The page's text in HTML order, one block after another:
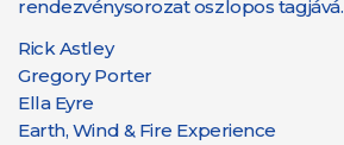
rendezvénysorozat oszlopos tagjává.
Rick Astley
Gregory Porter
Ella Eyre
Earth, Wind & Fire Experience